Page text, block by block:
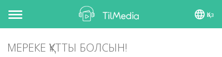
Toggle
navigation
Қаз
МЕРЕКЕ ҚҰТТЫ БОЛСЫН!